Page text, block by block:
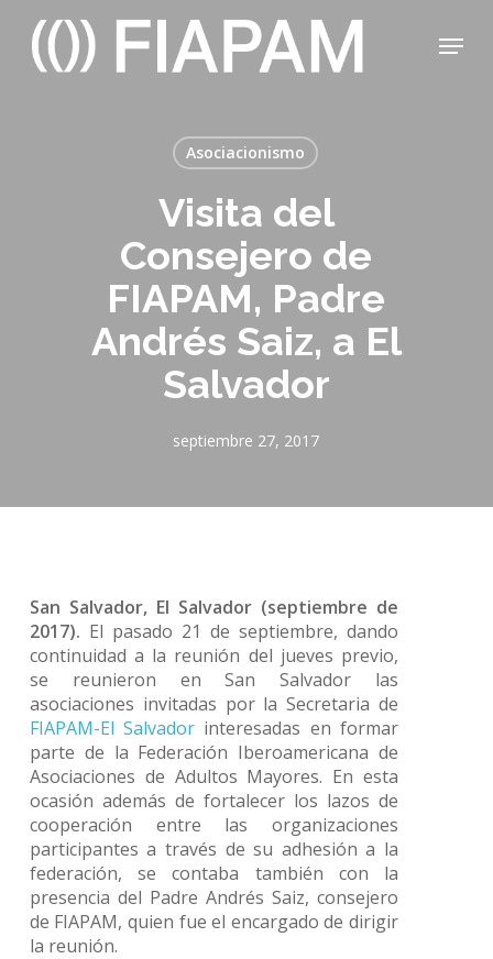
main
Menu
Asociacionismo
Visita del
Consejero de
FIAPAM, Padre
Andrés Saiz, a El
Salvador
septiembre 27, 2017
San Salvador, El Salvador (septiembre de
2017). El pasado 21 de septiembre, dando
continuidad a la reunión del jueves previo,
se reunieron en San Salvador las
asociaciones invitadas por la Secretaria de
FIAPAM-El Salvador interesadas en formar
parte de la Federación Iberoamericana de
Asociaciones de Adultos Mayores. En esta
ocasión además de fortalecer los lazos de
cooperación entre las organizaciones
participantes a través de su adhesión a la
federación, se contaba también con la
presencia del Padre Andrés Saiz, consejero
de FIAPAM, quien fue el encargado de dirigir
la reunión.